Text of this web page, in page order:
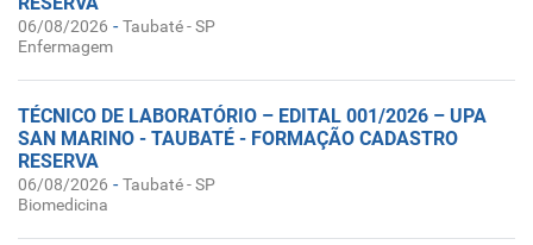
06/08/2026 -Taubaté - SP
Enfermagem
TÉCNICO DE LABORATÓRIO – EDITAL 001/2026 – UPA
SAN MARINO - TAUBATÉ - FORMAÇÃO CADASTRO
RESERVA
06/08/2026 -Taubaté - SP
Biomedicina